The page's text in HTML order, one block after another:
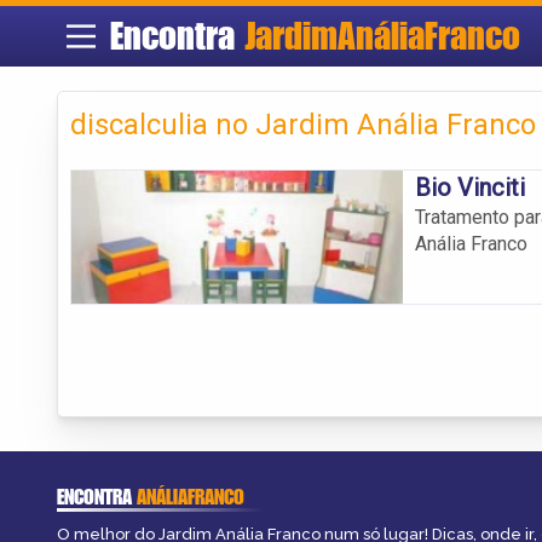
Encontra JardimAnáliaFranco
discalculia no Jardim Anália Franco
Bio Vinciti
Tratamento
Anália Franco
ENCONTRAANÁLIAFRANCO
O melhor do Jardim Anália Franco num só lugar! Dicas, onde ir,